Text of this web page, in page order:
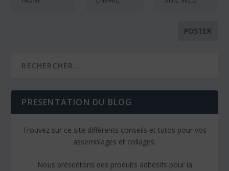
PRESENTATION DU BLOG
Trouvez sur ce site différents conseils et tutos pour vos
assemblages et collages.
Nous présentons des produits adhésifs pour la